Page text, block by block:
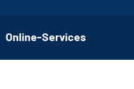
Online-Services